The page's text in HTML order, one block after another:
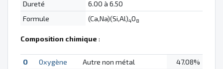
Dureté
6.00 à 6.50
Formule
(Ca,Na)(Si,Al)4O8
Composition chimique :
O Oxygène Autre non métal
47.08%